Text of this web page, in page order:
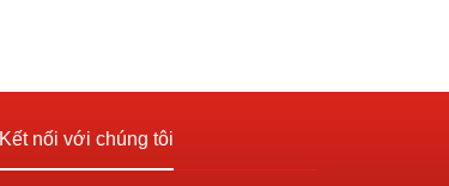
Kết nối với chúng tôi